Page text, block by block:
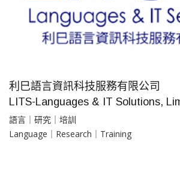
利巳語言資訊科技服務有限公司
LITS-Languages & IT Solutions,
語言｜研究｜培訓
Language｜Research｜Training